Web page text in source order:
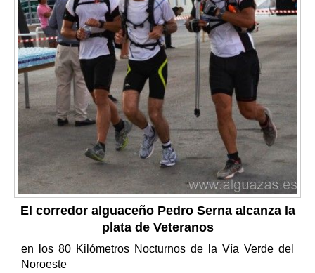
El corredor alguaceño Pedro Serna alcanza la
plata de Veteranos
en los 80 Kilómetros Nocturnos de la Vía Verde del
Noroeste